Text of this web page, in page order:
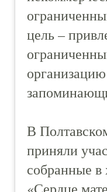
цель –
В
приняли
собранные